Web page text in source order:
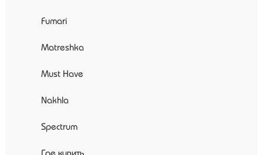
Fumari
Matreshka
Must Have
Nakhla
Spectrum
Где купить